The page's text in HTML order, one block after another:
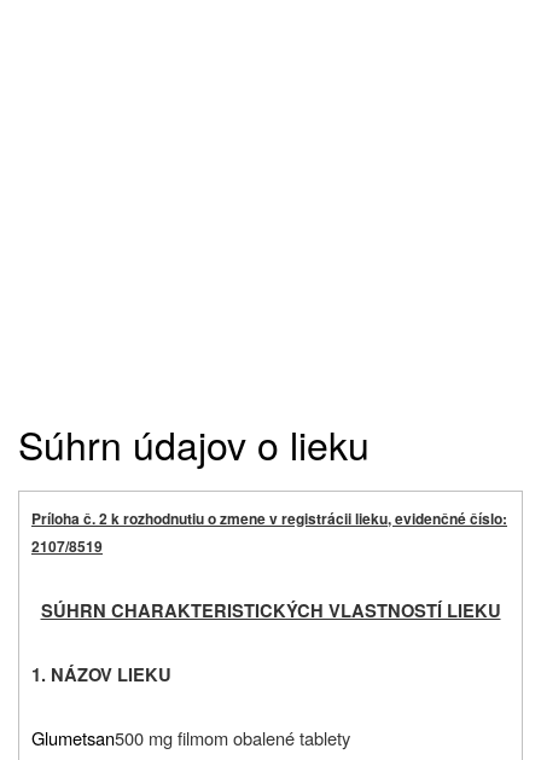
Súhrn údajov o lieku
Príloha č. 2 k rozhodnutiu o zmene v registrácii lieku, evidenčné číslo:
2107/8519
SÚHRN CHARAKTERISTICKÝCH VLASTNOSTÍ LIEKU
1. NÁZOV LIEKU
Glumetsan500 mg filmom obalené tablety